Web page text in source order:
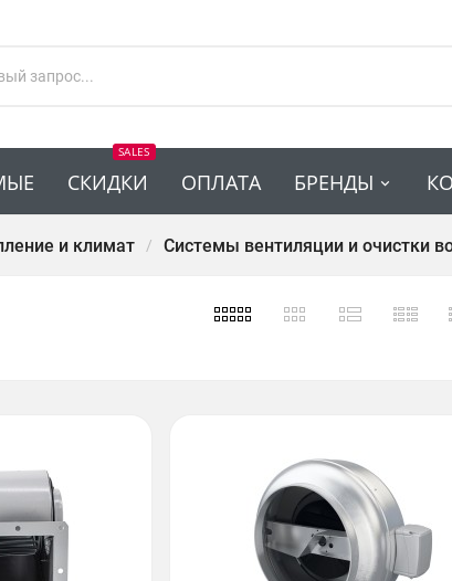
СКИДКИ
SALES
ОПЛАТА БРЕНДЫ
и климат Системы вентиляции и очистки